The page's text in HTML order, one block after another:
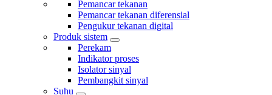
Pemancar tekanan
Pemancar tekanan diferensial
Pengukur tekanan digital
Produk sistem
Perekam
Indikator proses
Isolator sinyal
Pembangkit sinyal
Suhu